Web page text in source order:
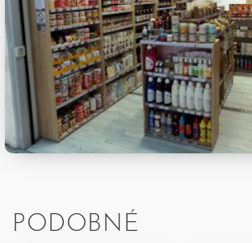
PODOBNÉ